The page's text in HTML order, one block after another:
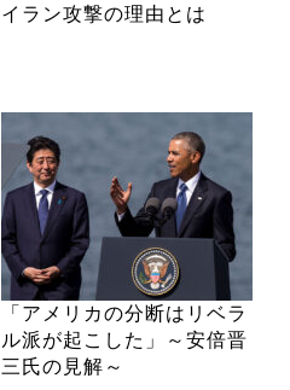
イラン攻撃の理由とは
「アメリカの分断はリベラ
ル派が起こした」～安倍晋
三氏の見解～